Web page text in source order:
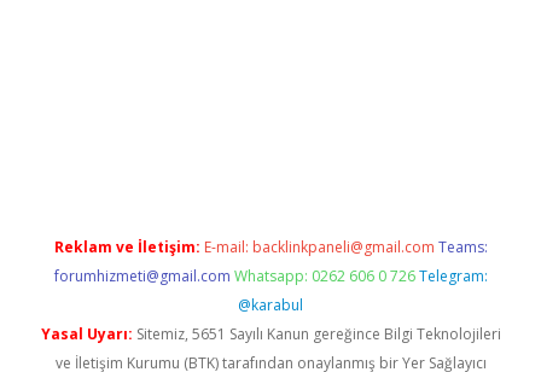
Reklam ve İletişim: E-mail: backlinkpaneli@gmail.com Teams:
forumhizmeti@gmail.com Whatsapp: 0262 606 0 726 Telegram:
@karabul
Yasal Uyarı: Sitemiz, 5651 Sayılı Kanun gereğince Bilgi Teknolojileri
ve İletişim Kurumu (BTK) tarafından onaylanmış bir Yer Sağlayıcı